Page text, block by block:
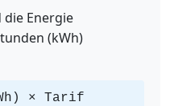
Energie
(kWh)
× Tarif